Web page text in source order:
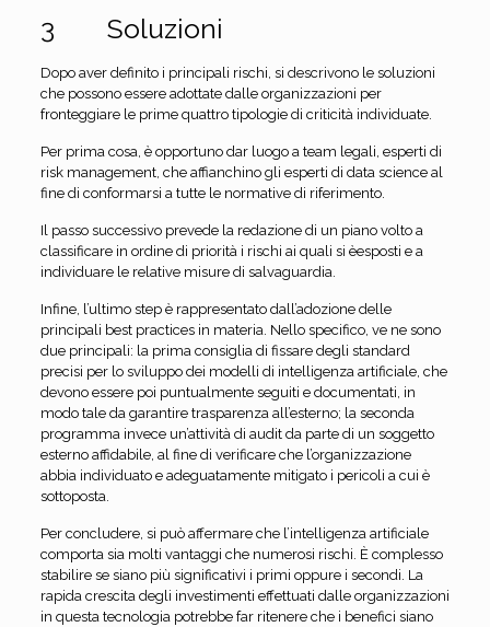
3 Soluzioni
Dopo aver definito i principali rischi, si descrivono le soluzioni
che possono essere adottate dalle organizzazioni per
fronteggiare le prime quattro tipologie di criticità individuate.
Per prima cosa, è opportuno dar luogo a team legali, esperti di
risk management, che affianchino gli esperti di data science al
fine di conformarsi a tutte le normative di riferimento.
Il passo successivo prevede la redazione di un piano volto a
classificare in ordine di priorità i rischi ai quali si èesposti e a
individuare le relative misure di salvaguardia.
Infine, l’ultimo step è rappresentato dall’adozione delle
principali best practices in materia. Nello specifico, ve ne sono
due principali: la prima consiglia di fissare degli standard
precisi per lo sviluppo dei modelli di intelligenza artificiale, che
devono essere poi puntualmente seguiti e documentati, in
modo tale da garantire trasparenza all’esterno; la seconda
programma invece un’attività di audit da parte di un soggetto
esterno affidabile, al fine di verificare che l’organizzazione
abbia individuato e adeguatamente mitigato i pericoli a cui è
sottoposta.
Per concludere, si può affermare che l’intelligenza artificiale
comporta sia molti vantaggi che numerosi rischi. È complesso
stabilire se siano più significativi i primi oppure i secondi. La
rapida crescita degli investimenti effettuati dalle organizzazioni
in questa tecnologia potrebbe far ritenere che i benefici siano